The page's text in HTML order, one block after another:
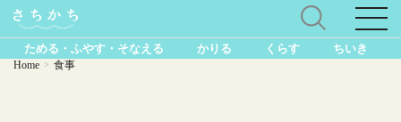
ためる・ふやす・そなえる かりる くらす ちいき
Home > 食事